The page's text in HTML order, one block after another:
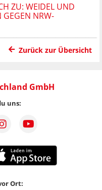
ZU: WEIDEL UND
GEGEN NRW-
Zurück zur Übersicht
GmbH
uns:
Ort: